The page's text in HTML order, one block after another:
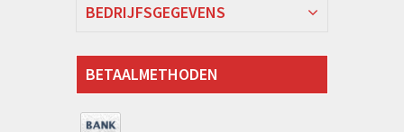
BEDRIJFSGEGEVENS
BETAALMETHODEN